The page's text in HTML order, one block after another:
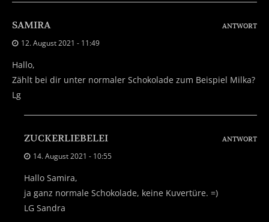
SAMIRA
12. August 2021 - 11:49
Hallo,
Zählt bei dir unter normaler Schokolade zum Beispiel Milka?
Lg
ANTWORT
ZUCKERLIEBELEI
14. August 2021 - 10:55
Hallo Samira,
ja ganz normale Schokolade, keine Kuvertüre. =)
LG Sandra
ANTWORT